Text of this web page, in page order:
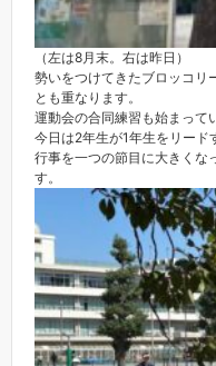
（左は8月末。右は昨日）
勢いをつけてきたブロッコリ
とも重なります。
運動会の合同練習も始まって
今日は2年生が1年生をリード
行事を一つの節目に大きくな
す。